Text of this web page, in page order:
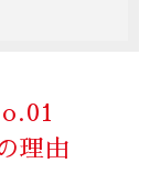
理由